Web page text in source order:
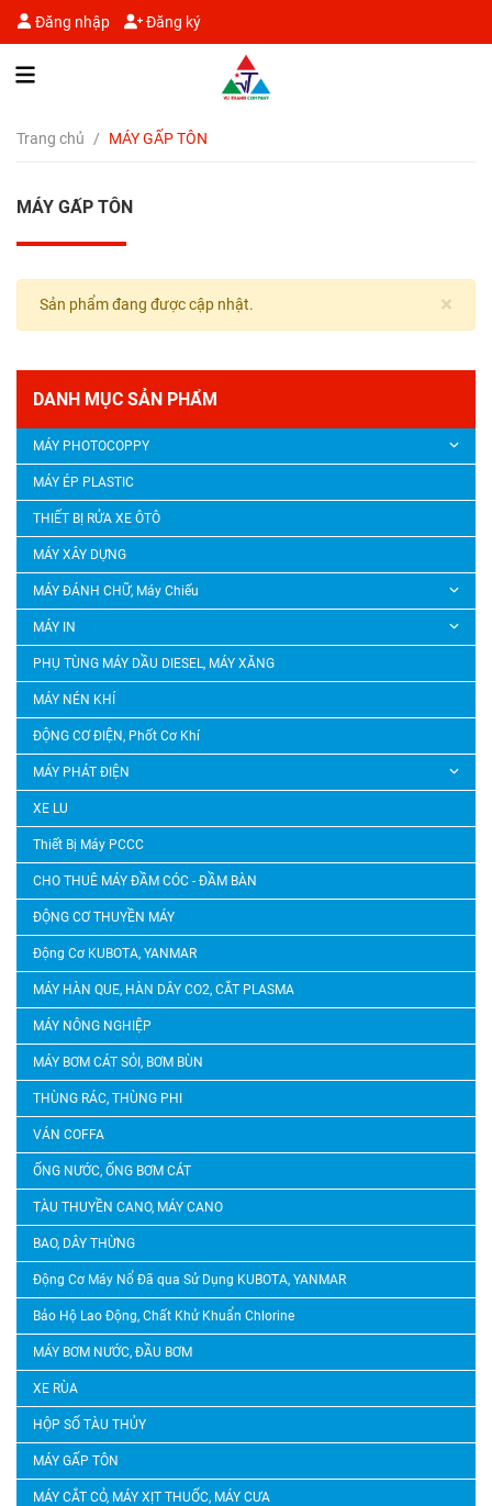
Đăng nhập Đăng ký
Trang chủ / MÁY GẤP TÔN
MÁY GẤP TÔN
×
Sản phẩm đang được cập nhật.
DANH MỤC SẢN PHẨM
MÁY PHOTOCOPPY
MÁY ÉP PLASTIC
THIẾT BỊ RỬA XE ÔTÔ
MÁY XÂY DỰNG
MÁY ĐÁNH CHỮ, Máy Chiếu
MÁY IN
PHỤ TÙNG MÁY DẦU DIESEL, MÁY XĂNG
MÁY NÉN KHÍ
ĐỘNG CƠ ĐIỆN, Phốt Cơ Khí
MÁY PHÁT ĐIỆN
XE LU
Thiết Bị Máy PCCC
CHO THUÊ MÁY ĐẦM CÓC - ĐẦM BÀN
ĐỘNG CƠ THUYỀN MÁY
Động Cơ KUBOTA, YANMAR
MÁY HÀN QUE, HÀN DÂY CO2, CẮT PLASMA
MÁY NÔNG NGHIỆP
MÁY BƠM CÁT SỎI, BƠM BÙN
THÙNG RÁC, THÙNG PHI
VÁN COFFA
ỐNG NƯỚC, ỐNG BƠM CÁT
TÀU THUYỀN CANO, MÁY CANO
BAO, DÂY THỪNG
Động Cơ Máy Nổ Đã qua Sử Dụng KUBOTA, YANMAR
Bảo Hộ Lao Động, Chất Khử Khuẩn Chlorine
MÁY BƠM NƯỚC, ĐẦU BƠM
XE RÙA
HỘP SỐ TÀU THỦY
MÁY GẤP TÔN
MÁY CẮT CỎ, MÁY XỊT THUỐC, MÁY CƯA